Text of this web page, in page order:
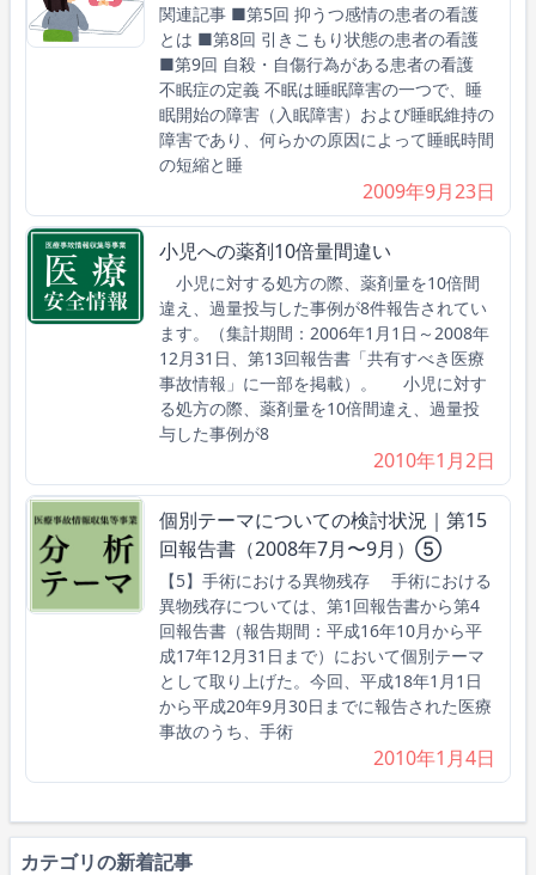
関連記事 ■第5回 抑うつ感情の患者の看護
とは ■第8回 引きこもり状態の患者の看護
■第9回 自殺・自傷行為がある患者の看護
不眠症の定義 不眠は睡眠障害の一つで、睡
眠開始の障害（入眠障害）および睡眠維持の
障害であり、何らかの原因によって睡眠時間
の短縮と睡
2009年9月23日
小児への薬剤10倍量間違い
小児に対する処方の際、薬剤量を10倍間
違え、過量投与した事例が8件報告されてい
ます。（集計期間：2006年1月1日～2008年
12月31日、第13回報告書「共有すべき医療
事故情報」に一部を掲載）。 小児に対す
る処方の際、薬剤量を10倍間違え、過量投
与した事例が8
2010年1月2日
個別テーマについての検討状況｜第15
回報告書（2008年7月〜9月）⑤
【5】手術における異物残存 手術における
異物残存については、第1回報告書から第4
回報告書（報告期間：平成16年10月から平
成17年12月31日まで）において個別テーマ
として取り上げた。今回、平成18年1月1日
から平成20年9月30日までに報告された医療
事故のうち、手術
2010年1月4日
カテゴリの新着記事